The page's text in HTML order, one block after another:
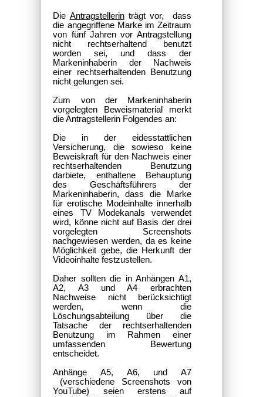
Die Antragstellerinträgt vor, dass
die angegriffene Marke im Zeitraum
von fünf Jahren vor Antragstellung
nicht rechtserhaltend benutzt
worden sei, und dass der
Markeninhaberin der Nachweis
einer rechtserhaltenden Benutzung
nicht gelungen sei.
Zum von der Markeninhaberin
vorgelegten Beweismaterial merkt
die Antragstellerin Folgendes an:
Die in der eidesstattlichen
Versicherung, die sowieso keine
Beweiskraft für den Nachweis einer
rechtserhaltenden Benutzung
darbiete, enthaltene Behauptung
des Geschäftsführers der
Markeninhaberin, dass die Marke
für erotische Modeinhalte innerhalb
eines TV Modekanals verwendet
wird, könne nicht auf Basis der drei
vorgelegten Screenshots
nachgewiesen werden, da es keine
Möglichkeit gebe, die Herkunft der
Videoinhalte festzustellen.
Daher sollten die in Anhängen A1,
A2, A3 und A4 erbrachten
Nachweise nicht berücksichtigt
werden, wenn die
Löschungsabteilung über die
Tatsache der rechtserhaltenden
Benutzung im Rahmen einer
umfassenden Bewertung
entscheidet.
Anhänge A5, A6, und A7
(verschiedene Screenshots von
YouTube) seien erstens auf